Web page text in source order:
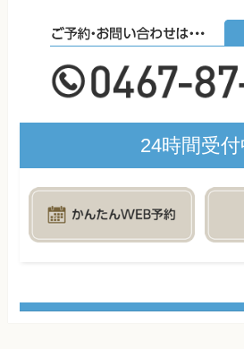
24時間受付